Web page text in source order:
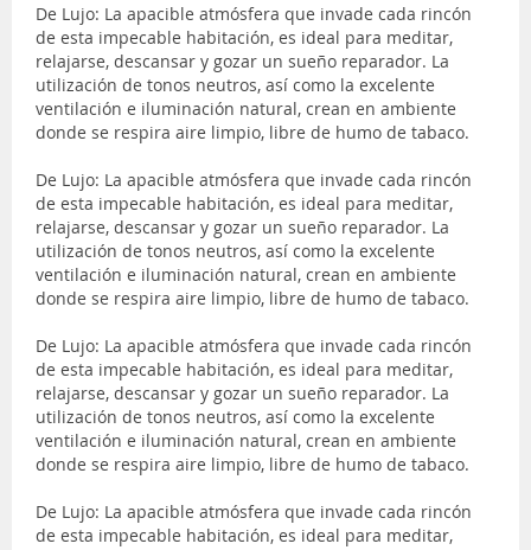
De Lujo: La apacible atmósfera que invade cada rincón
de esta impecable habitación, es ideal para meditar,
relajarse, descansar y gozar un sueño reparador. La
utilización de tonos neutros, así como la excelente
ventilación e iluminación natural, crean en ambiente
donde se respira aire limpio, libre de humo de tabaco.
De Lujo: La apacible atmósfera que invade cada rincón
de esta impecable habitación, es ideal para meditar,
relajarse, descansar y gozar un sueño reparador. La
utilización de tonos neutros, así como la excelente
ventilación e iluminación natural, crean en ambiente
donde se respira aire limpio, libre de humo de tabaco.
De Lujo: La apacible atmósfera que invade cada rincón
de esta impecable habitación, es ideal para meditar,
relajarse, descansar y gozar un sueño reparador. La
utilización de tonos neutros, así como la excelente
ventilación e iluminación natural, crean en ambiente
donde se respira aire limpio, libre de humo de tabaco.
De Lujo: La apacible atmósfera que invade cada rincón
de esta impecable habitación, es ideal para meditar,